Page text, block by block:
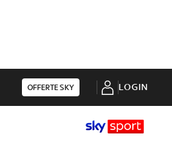
OFFERTE SKY LOGIN